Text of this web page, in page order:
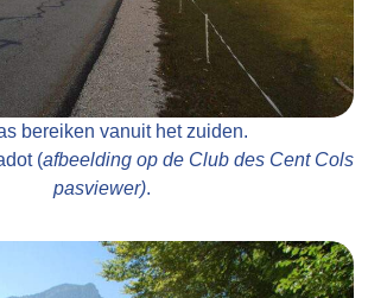
bereiken vanuit het zuiden.
(afbeelding op de Club des Cent Cols
pasviewer).